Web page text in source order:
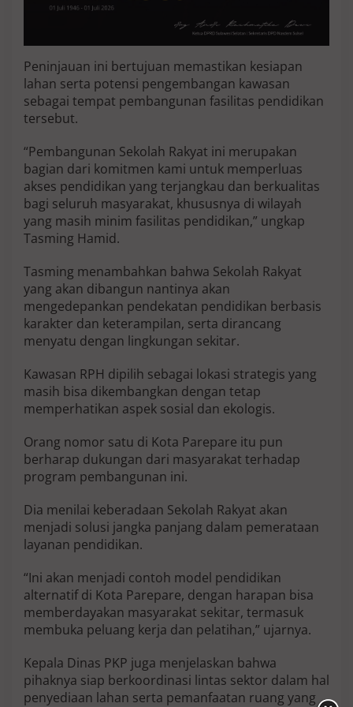
u
S
e
k
o
h
R
a
k
y
a
Peninjauan ini bertujuan memastikan kesiapan
lahan serta potensi pengembangan kawasan
sebagai tempat pembangunan fasilitas pendidikan
tersebut.
“Pembangunan Sekolah Rakyat ini merupakan
bagian dari komitmen kami untuk memperluas
akses pendidikan yang terjangkau dan berkualitas
bagi seluruh masyarakat, khususnya di wilayah
yang masih minim fasilitas pendidikan,” ungkap
Tasming Hamid.
Tasming menambahkan bahwa Sekolah Rakyat
yang akan dibangun nantinya akan
mengedepankan pendekatan pendidikan berbasis
karakter dan keterampilan, serta dirancang
menyatu dengan lingkungan sekitar.
Kawasan RPH dipilih sebagai lokasi strategis yang
masih bisa dikembangkan dengan tetap
memperhatikan aspek sosial dan ekologis.
Orang nomor satu di Kota Parepare itu pun
berharap dukungan dari masyarakat terhadap
program pembangunan ini.
Dia menilai keberadaan Sekolah Rakyat akan
menjadi solusi jangka panjang dalam pemerataan
layanan pendidikan.
“Ini akan menjadi contoh model pendidikan
alternatif di Kota Parepare, dengan harapan bisa
memberdayakan masyarakat sekitar, termasuk
membuka peluang kerja dan pelatihan,” ujarnya.
Kepala Dinas PKP juga menjelaskan bahwa
pihaknya siap berkoordinasi lintas sektor dalam hal
penyediaan lahan serta pemanfaatan ruang yang